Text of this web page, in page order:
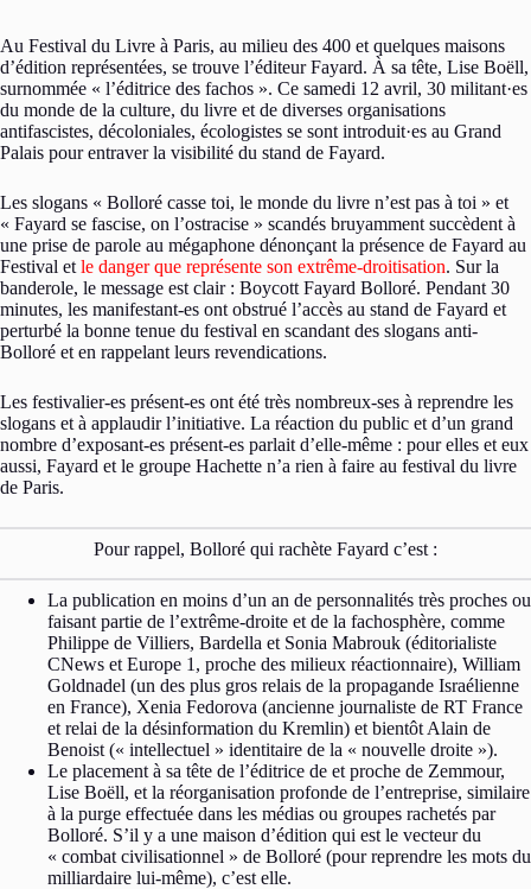
Au Festival du Livre à Paris, au milieu des 400 et quelques maisons
d’édition représentées, se trouve l’éditeur Fayard. À sa tête, Lise Boëll,
surnommée « l’éditrice des fachos ». Ce samedi 12 avril, 30 militant·es
du monde de la culture, du livre et de diverses organisations
antifascistes, décoloniales, écologistes se sont introduit·es au Grand
Palais pour entraver la visibilité du stand de Fayard.
Les slogans « Bolloré casse toi, le monde du livre n’est pas à toi » et
« Fayard se fascise, on l’ostracise » scandés bruyamment succèdent à
une prise de parole au mégaphone dénonçant la présence de Fayard au
Festival et le danger que représente son extrême-droitisation. Sur la
banderole, le message est clair : Boycott Fayard Bolloré. Pendant 30
minutes, les manifestant-es ont obstrué l’accès au stand de Fayard et
perturbé la bonne tenue du festival en scandant des slogans anti-
Bolloré et en rappelant leurs revendications.
Les festivalier-es présent-es ont été très nombreux-ses à reprendre les
slogans et à applaudir l’initiative. La réaction du public et d’un grand
nombre d’exposant-es présent-es parlait d’elle-même : pour elles et eux
aussi, Fayard et le groupe Hachette n’a rien à faire au festival du livre
de Paris.
Pour rappel, Bolloré qui rachète Fayard c’est :
La publication en moins d’un an de personnalités très proches ou
faisant partie de l’extrême-droite et de la fachosphère, comme
Philippe de Villiers, Bardella et Sonia Mabrouk (éditorialiste
CNews et Europe 1, proche des milieux réactionnaire), William
Goldnadel (un des plus gros relais de la propagande Israélienne
en France), Xenia Fedorova (ancienne journaliste de RT France
et relai de la désinformation du Kremlin) et bientôt Alain de
Benoist (« intellectuel » identitaire de la « nouvelle droite »).
Le placement à sa tête de l’éditrice de et proche de Zemmour,
Lise Boëll, et la réorganisation profonde de l’entreprise, similaire
à la purge effectuée dans les médias ou groupes rachetés par
Bolloré. S’il y a une maison d’édition qui est le vecteur du
« combat civilisationnel » de Bolloré (pour reprendre les mots du
milliardaire lui-même), c’est elle.